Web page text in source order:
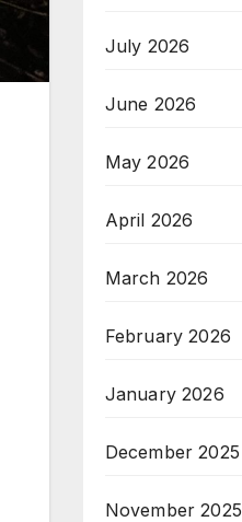
July 2026
June 2026
May 2026
April 2026
March 2026
February 2026
January 2026
December 2025
November 2025